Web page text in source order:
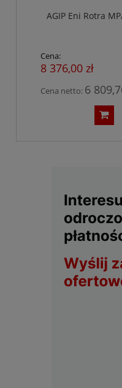
AGIP Eni Rotra
Cena:
8 376,00 zł
Cena netto: 6